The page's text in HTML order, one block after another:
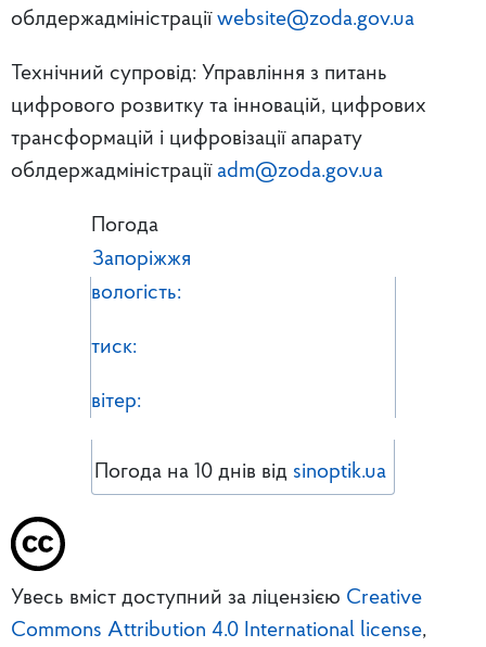
облдержадміністрації website@zoda.gov.ua
Технічний супровід: Управління з питань
цифрового розвитку та інновацій, цифрових
трансформацій і цифровізації апарату
облдержадміністрації adm@zoda.gov.ua
Погода
Запоріжжя
вологість:
тиск:
вітер:
Погода на 10 днів від sinoptik.ua
Увесь вміст доступний за ліцензією Creative
Commons Attribution 4.0 International license,